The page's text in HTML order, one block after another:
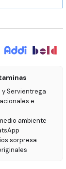
y Servientrega
e
ambiente
sorpresa